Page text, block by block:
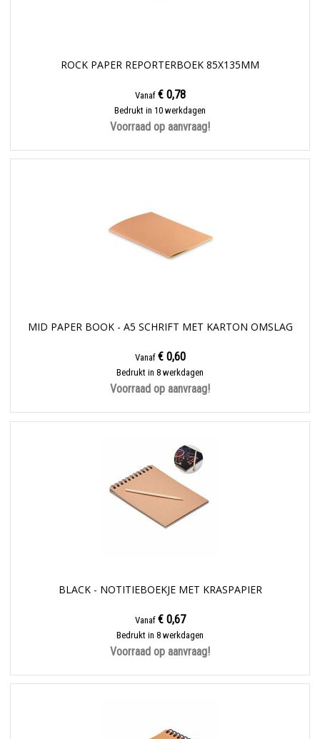
ROCK PAPER REPORTERBOEK 85X135MM
Vanaf € 0,78
Bedrukt in 10 werkdagen
Voorraad op aanvraag!
MID PAPER BOOK - A5 SCHRIFT MET KARTON OMSLAG
Vanaf € 0,60
Bedrukt in 8 werkdagen
Voorraad op aanvraag!
BLACK - NOTITIEBOEKJE MET KRASPAPIER
Vanaf € 0,67
Bedrukt in 8 werkdagen
Voorraad op aanvraag!